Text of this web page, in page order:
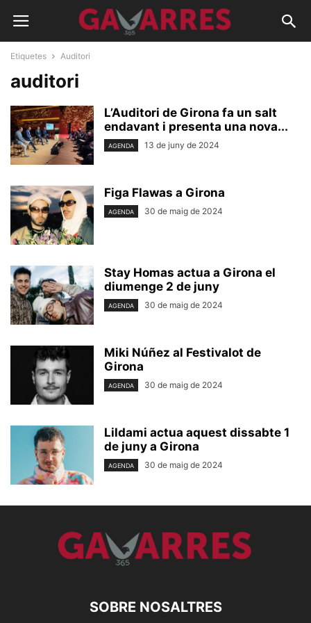
Etiquetes Auditori
auditori
L’Auditori de Girona fa un salt
endavant i presenta una nova...
AGENDA 13 de juny de 2024
Figa Flawas a Girona
AGENDA 30 de maig de 2024
Stay Homas actua a Girona el
diumenge 2 de juny
AGENDA 30 de maig de 2024
Miki Núñez al Festivalot de
Girona
AGENDA 30 de maig de 2024
Lildami actua aquest dissabte 1
de juny a Girona
AGENDA 30 de maig de 2024
SOBRE NOSALTRES